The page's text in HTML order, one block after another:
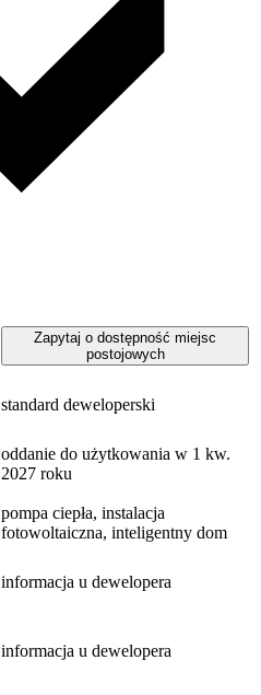
Zapytaj o dostępność miejsc
postojowych
standard deweloperski
oddanie do użytkowania w 1 kw.
2027 roku
pompa ciepła, instalacja
fotowoltaiczna, inteligentny dom
informacja u dewelopera
informacja u dewelopera